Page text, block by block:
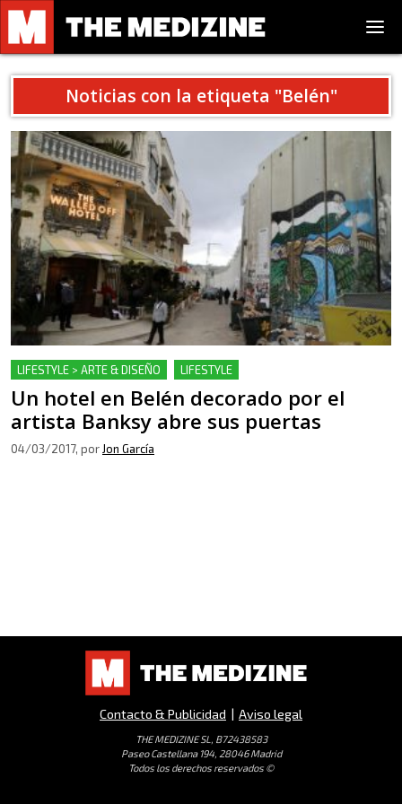
Noticias con la etiqueta "Belén"
LIFESTYLE > ARTE & DISEÑO LIFESTYLE
Un hotel en Belén decorado por el
artista Banksy abre sus puertas
04/03/2017, por Jon García
Contacto & Publicidad | Aviso legal
THE MEDIZINE SL, B72438583
Paseo Castellana 194, 28046 Madrid
Todos los derechos reservados ©